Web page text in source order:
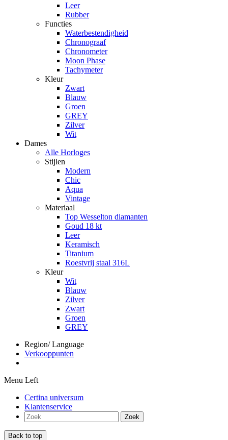
Leer
Rubber
Functies
Waterbestendigheid
Chronograaf
Chronometer
Moon Phase
Tachymeter
Kleur
Zwart
Blauw
Groen
GREY
Zilver
Wit
Dames
Alle Horloges
Stijlen
Modern
Chic
Aqua
Vintage
Materiaal
Top Wesselton diamanten
Goud 18 kt
Leer
Keramisch
Titanium
Roestvrij staal 316L
Kleur
Wit
Blauw
Zilver
Zwart
Groen
GREY
Region/ Language
Verkooppunten
Menu Left
Certina universum
Klantenservice
Zoek
Back to top